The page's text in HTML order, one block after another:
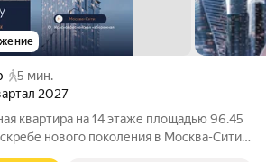
5 мин.
2027
квартира на 14 этаже площадью 96.45
нового поколения в Москва-Сити.